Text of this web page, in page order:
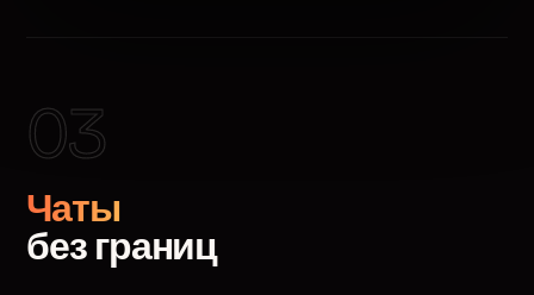
03
Чаты
без границ